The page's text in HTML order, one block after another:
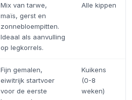
Mix van tarwe,
maïs, gerst en
zonnebloempitten.
Ideaal als aanvulling
op legkorrels.
Alle kippen
Fijn gemalen,
eiwitrijk startvoer
voor de eerste
Kuikens
(0-8
weken)